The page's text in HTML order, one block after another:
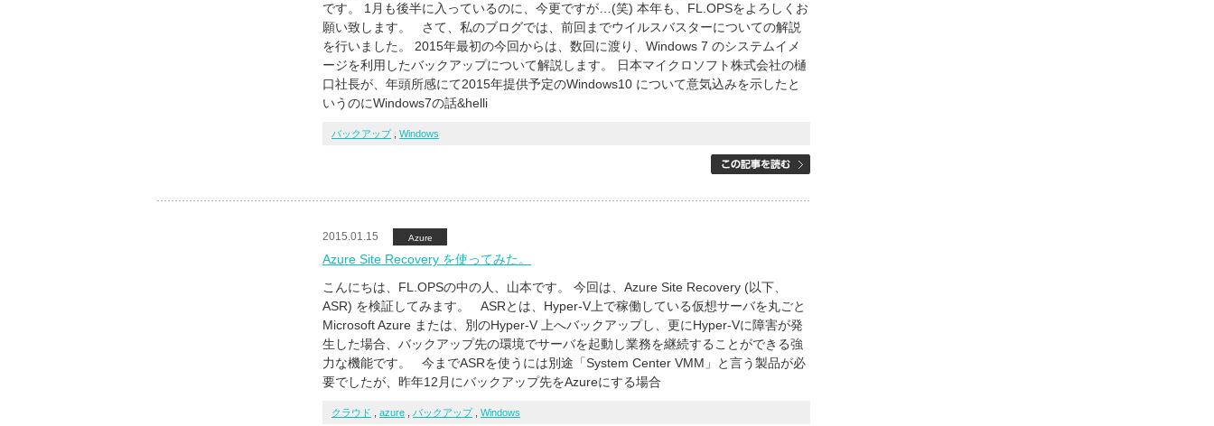
です。 1月も後半に入っているのに、今更ですが…(笑) 本年も、FL.OPSをよろしくお
願い致します。 さて、私のブログでは、前回までウイルスバスターについての解説
を行いました。 2015年最初の今回からは、数回に渡り、Windows 7 のシステムイメ
ージを利用したバックアップについて解説します。 日本マイクロソフト株式会社の樋
口社長が、年頭所感にて2015年提供予定のWindows10 について意気込みを示したと
いうのにWindows7の話&helli
バックアップ, Windows
2015.01.15 Azure
Azure Site Recovery を使ってみた。
こんにちは、FL.OPSの中の人、山本です。 今回は、Azure Site Recovery (以下、
ASR) を検証してみます。 ASRとは、Hyper-V上で稼働している仮想サーバを丸ごと
Microsoft Azure または、別のHyper-V 上へバックアップし、更にHyper-Vに障害が発
生した場合、バックアップ先の環境でサーバを起動し業務を継続することができる強
力な機能です。 今までASRを使うには別途「System Center VMM」と言う製品が必
要でしたが、昨年12月にバックアップ先をAzureにする場合
クラウド azure バックアップ, Windows